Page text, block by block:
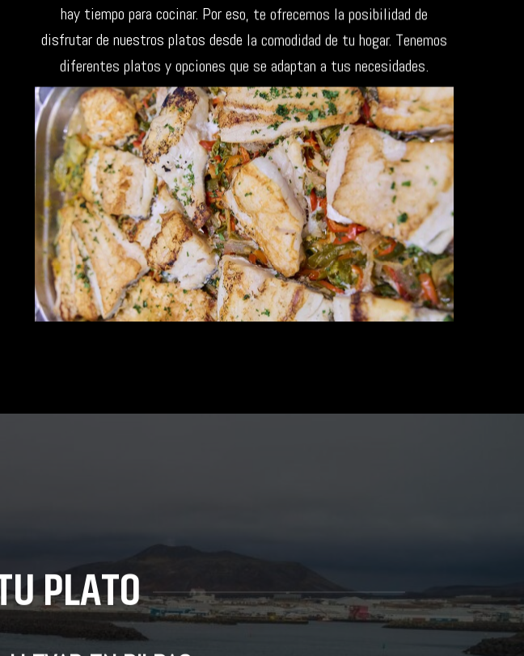
hay tiempo para cocinar. Por eso, te ofrecemos la posibilidad de
disfrutar de nuestros platos desde la comodidad de tu hogar. Tenemos
diferentes platos y opciones que se adaptan a tus necesidades.
PLATO